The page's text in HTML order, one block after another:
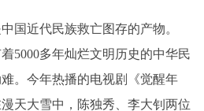
国近代民族救亡图存的产物。
5000多年灿烂文明历史的中华民
。今年热播的电视剧《觉醒年
天大雪中，陈独秀、李大钊两位